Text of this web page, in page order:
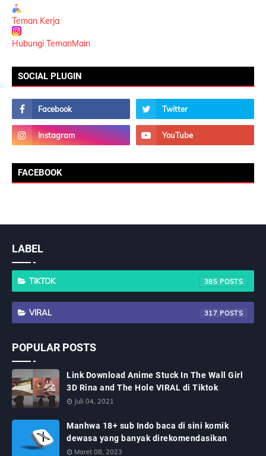
Teman Kerja
Hubungi TemanMain
SOCIAL PLUGIN
FACEBOOK
LABEL
TIKTOK 385
VIRAL 317
POPULAR POSTS
Link Download Anime Stuck In The Wall Girl
3D Rina and The Hole VIRAL di Tiktok
Juli 04, 2021
Manhwa 18+ sub Indo baca di sini komik
dewasa yang banyak direkomendasikan
Maret 08, 2023